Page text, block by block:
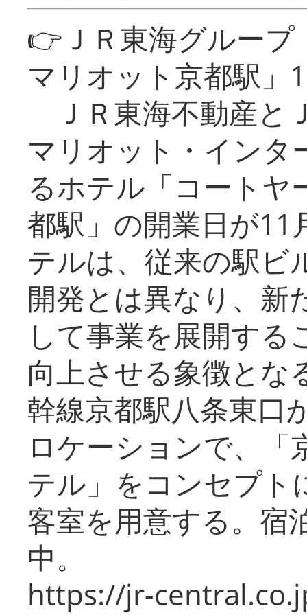
👉ＪＲ東海グルー
マリオット京都駅」
ＪＲ東海不動産と
マリオット・インタ
るホテル「コートヤ
都駅」の開業日が11
テルは、従来の駅ビ
開発とは異なり、新
して事業を展開する
向上させる象徴とな
幹線京都駅八条東口
ロケーションで、「
テル」をコンセプト
客室を用意する。宿
中。
https://jr-